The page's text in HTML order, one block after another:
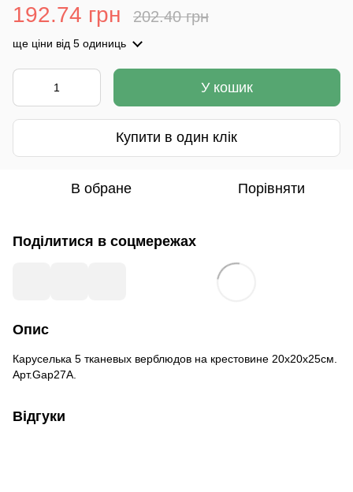
192.74 грн 202.40 грн
ще ціни від 5 одиниць
У кошик
Купити в один клік
В обране Порівняти
Поділитися в соцмережах
Опис
Каруселька 5 тканевых верблюдов на крестовине 20х20х25см.
Арт.Gap27А.
Відгуки